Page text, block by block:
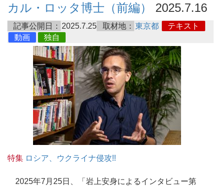
カル・ロッタ博士（前編）
2025.7.16
記事公開日： 2025.7.25 取材地： 東京都
テキスト
動画
独自
特集 ロシア、ウクライナ侵攻!!
2025年7月25日、「岩上安身によるインタビュー第